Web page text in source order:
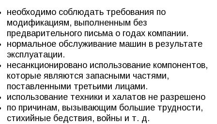
необходимо соблюдать требования по
модификациям, выполненным без
предварительного письма о годах компании.
нормальное обслуживание машин в результате
эксплуатации.
несанкционировано использование компонентов,
которые являются запасными частями,
поставленными третьими лицами.
использование техники и халатов не разрешено
по причинам, вызывающим большие трудности,
стихийные бедствия, войны и т. д.